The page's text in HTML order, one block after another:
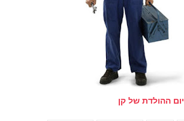
יום ההולדת של קן